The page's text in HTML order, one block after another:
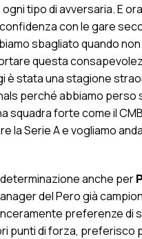
tipo di avversaria. E
confidenza con le gare
sbagliato quando
questa
è stata una stagione
perché abbiamo perso
squadra forte come il
la Serie A e vogliamo
anche per
del Pero già
preferenze di
punti di forza, preferisco